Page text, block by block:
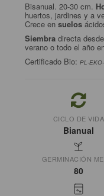
Bisanual. 20-30 cm.
huertos, jardines y a
Crece en suelos
Siembra directa
verano o todo el año
Certificado Bio:PL-
CICLO DE VIDA
Bianual
GERMINACIÓN
80